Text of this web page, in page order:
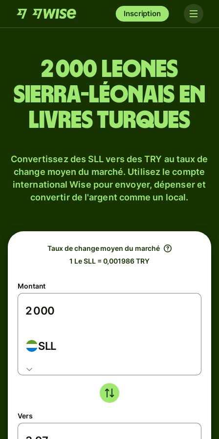
Inscription
2 000 leones
sierra-léonais en
livres turques
Convertissez des SLL vers des TRY au taux de
change moyen du marché. Utilisez le compte
international Wise pour envoyer, dépenser et
convertir de l'argent comme un local.
Taux de change moyen du marché
1 Le SLL = 0,001986 TRY
Montant
SLL
Vers